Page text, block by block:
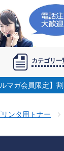
カテゴリ一
ルマガ会員限定】
ンタ用トナー